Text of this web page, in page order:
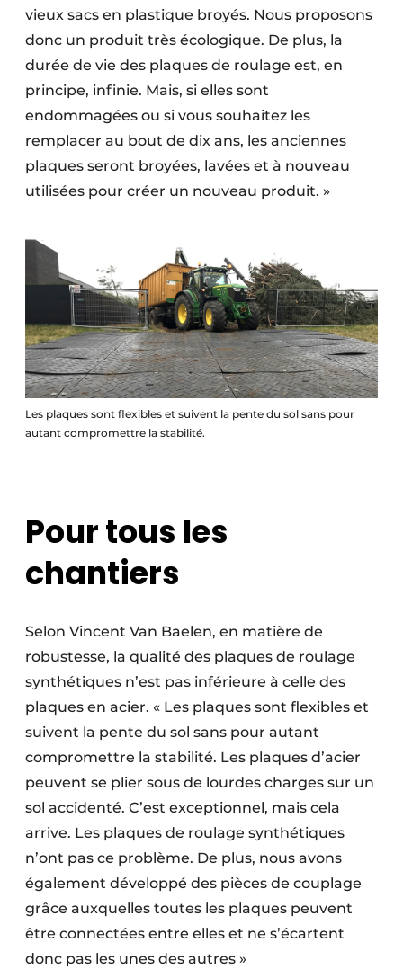
vieux sacs en plastique broyés. Nous proposons
donc un produit très écologique. De plus, la
durée de vie des plaques de roulage est, en
principe, infinie. Mais, si elles sont
endommagées ou si vous souhaitez les
remplacer au bout de dix ans, les anciennes
plaques seront broyées, lavées et à nouveau
utilisées pour créer un nouveau produit. »
Les plaques sont flexibles et suivent la pente du sol sans pour
autant compromettre la stabilité.
Pour tous les
chantiers
Selon Vincent Van Baelen, en matière de
robustesse, la qualité des plaques de roulage
synthétiques n’est pas inférieure à celle des
plaques en acier. « Les plaques sont flexibles et
suivent la pente du sol sans pour autant
compromettre la stabilité. Les plaques d’acier
peuvent se plier sous de lourdes charges sur un
sol accidenté. C’est exceptionnel, mais cela
arrive. Les plaques de roulage synthétiques
n’ont pas ce problème. De plus, nous avons
également développé des pièces de couplage
grâce auxquelles toutes les plaques peuvent
être connectées entre elles et ne s’écartent
donc pas les unes des autres »